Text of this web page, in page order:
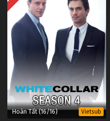
Hoàn Tất (16/16) Vietsub